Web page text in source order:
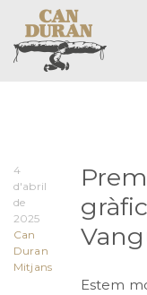
4
d'abril
de
2025
Can
Duran
Mitjans
Estem